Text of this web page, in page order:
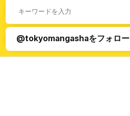
@tokyomangashaをフォロー